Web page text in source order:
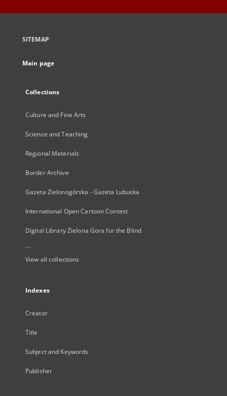
SITEMAP
Main page
Collections
Culture and Fine Arts
Science and Teaching
Regional Materials
Border Archive
Gazeta Zielonogórska - Gazeta Lubuska
International Open Cartoon Contest
Digital Library Zielona Gora for the Blind
...
View all collections
Indexes
Creator
Title
Subject and Keywords
Publisher